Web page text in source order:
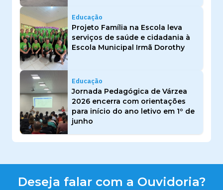
Educação
Projeto Família na Escola leva
serviços de saúde e cidadania à
Escola Municipal Irmã Dorothy
Educação
Jornada Pedagógica de Várzea
2026 encerra com orientações
para início do ano letivo em 1º de
junho
Deseja falar com a Ouvidoria?